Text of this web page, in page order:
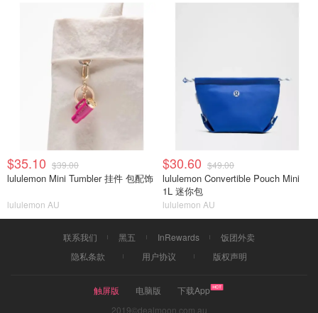
$35.10 $39.00
lululemon Mini Tumbler 挂件 包配饰
lululemon AU
$30.60 $49.00
lululemon Convertible Pouch Mini
1L 迷你包
lululemon AU
联系我们 黑五 InRewards
饭团外卖
隐私条款
用户协议 版权声明
触屏版 电脑版
下载App
2019©dealmoon.com.au